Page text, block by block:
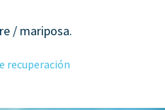
/ mariposa.
recuperación